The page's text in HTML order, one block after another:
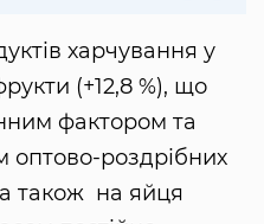
харчування у
(+12,8 %), що
фактором та
оптово-роздрібних
також на яйця